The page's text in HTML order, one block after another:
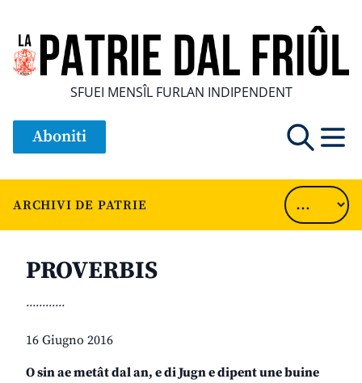
SFUEI MENSÎL FURLAN INDIPENDENT
Aboniti
ARCHIVI DE PATRIE
PROVERBIS
............
16 Giugno 2016
O sin ae metât dal an, e di Jugn e dipent une buine